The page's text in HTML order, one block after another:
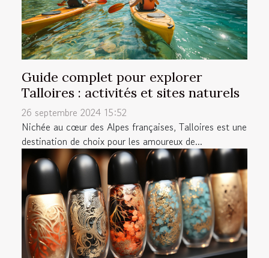
Guide complet pour explorer
Talloires : activités et sites naturels
26 septembre 2024 15:52
Nichée au cœur des Alpes françaises, Talloires est une
destination de choix pour les amoureux de...